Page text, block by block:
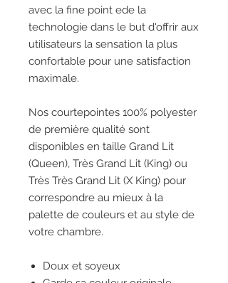
avec la fine point ede la
technologie dans le but d'offrir aux
utilisateurs la sensation la plus
confortable pour une satisfaction
maximale.
Nos courtepointes 100% polyester
de première qualité sont
disponibles en taille Grand Lit
(Queen), Très Grand Lit (King) ou
Très Très Grand Lit (X King) pour
correspondre au mieux à la
palette de couleurs et au style de
votre chambre.
Doux et soyeux